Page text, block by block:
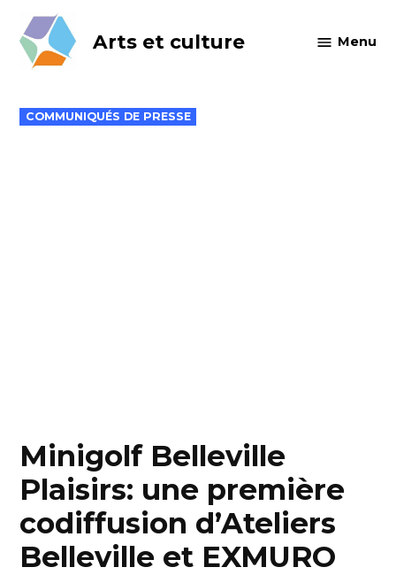
content
Arts et culture Menu
POSTED
IN
COMMUNIQUÉS DE PRESSE
Minigolf Belleville
Plaisirs: une première
codiffusion d’Ateliers
Belleville et EXMURO